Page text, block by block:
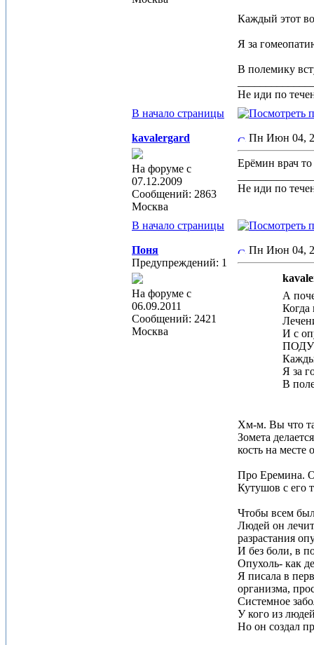
Каждый этот
Я за
В полемику
Не иди по
В начало страницы
kavalergard
На форуме с
07.12.2009
Сообщений: 2863
Москва
Пн Июн 04,
Ерёмин врач
Не иди по
В начало страницы
Поня
Предупреждений: 1
На форуме с
06.09.2011
Сообщений: 2421
Москва
Пн Июн 04,
А
И с
Я за
В
Хм-м. Вы что
Зомета
кость на месте
Про Еремина.
Кутушов с его
Чтобы всем
Людей он лечит
разрастания
И без боли, в
Опухоль- как
Я писала в
организма,
Системное
У кого из
Но он создал